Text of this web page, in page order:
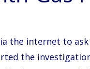
the internet to
the